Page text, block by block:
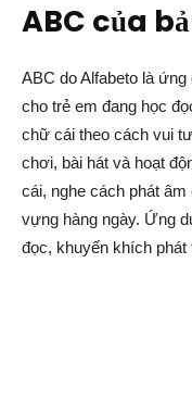
ABC của
ABC do Alfabeto là
cho trẻ em đang học
chữ cái theo cách vui
chơi, bài hát và hoạt
cái, nghe cách phát
vựng hàng ngày. Ứng
đọc, khuyến khích phát